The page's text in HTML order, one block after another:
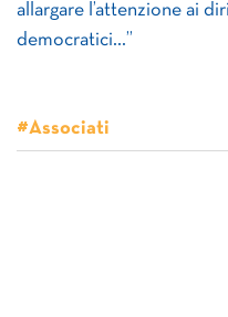
allargare l’attenzione ai
democratici…”
#Associati